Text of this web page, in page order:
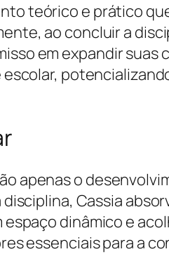
teórico e prático
ao concluir a
em expandir
apenas o
Cassia
dinâmico e
essenciais para a